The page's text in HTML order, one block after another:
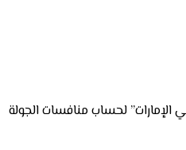
الإمارات” لحساب منافسات الجولة